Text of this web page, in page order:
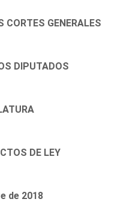
CORTES GENERALES
DIPUTADOS
DE LEY
de 2018